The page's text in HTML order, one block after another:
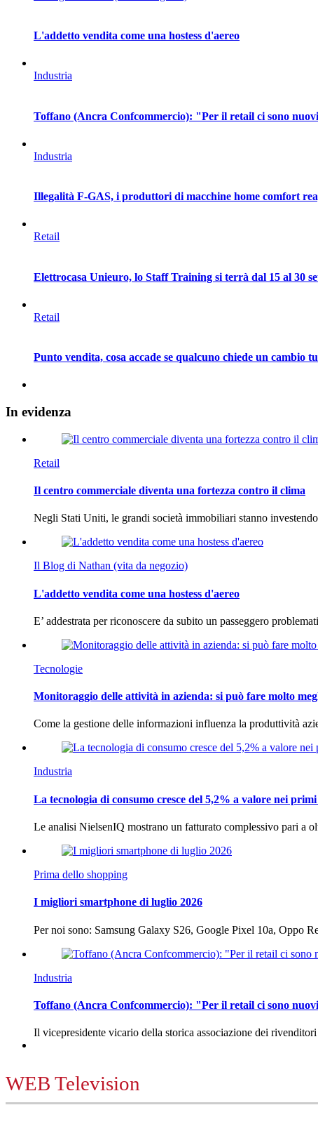
L'addetto vendita come una hostess d'aereo
Industria
Toffano (Ancra Confcommercio): "Per il retail ci sono
Industria
Illegalità F-GAS, i produttori di macchine home comfort
Retail
Elettrocasa Unieuro, lo Staff Training si terrà dal 15 al 30
Retail
Punto vendita, cosa accade se qualcuno chiede un cambio
In evidenza
Retail
Il centro commerciale diventa una fortezza contro il clima
Negli Stati Uniti, le grandi società immobiliari stanno
Il Blog di Nathan (vita da negozio)
L'addetto vendita come una hostess d'aereo
E’ addestrata per riconoscere da subito un passeggero
Tecnologie
Monitoraggio delle attività in azienda: si può fare molto
Come la gestione delle informazioni influenza la produttività
Industria
La tecnologia di consumo cresce del 5,2% a valore nei
Le analisi NielsenIQ mostrano un fatturato complessivo pari a
Prima dello shopping
I migliori smartphone di luglio 2026
Per noi sono: Samsung Galaxy S26, Google Pixel 10a, Oppo
Industria
Toffano (Ancra Confcommercio): "Per il retail ci sono
Il vicepresidente vicario della storica associazione dei
WEB Television